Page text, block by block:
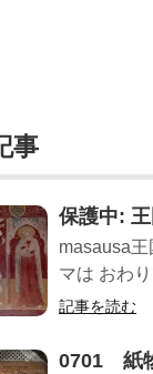
事
保護中:
masausa
マは おわ
記事を読む
0701 紙